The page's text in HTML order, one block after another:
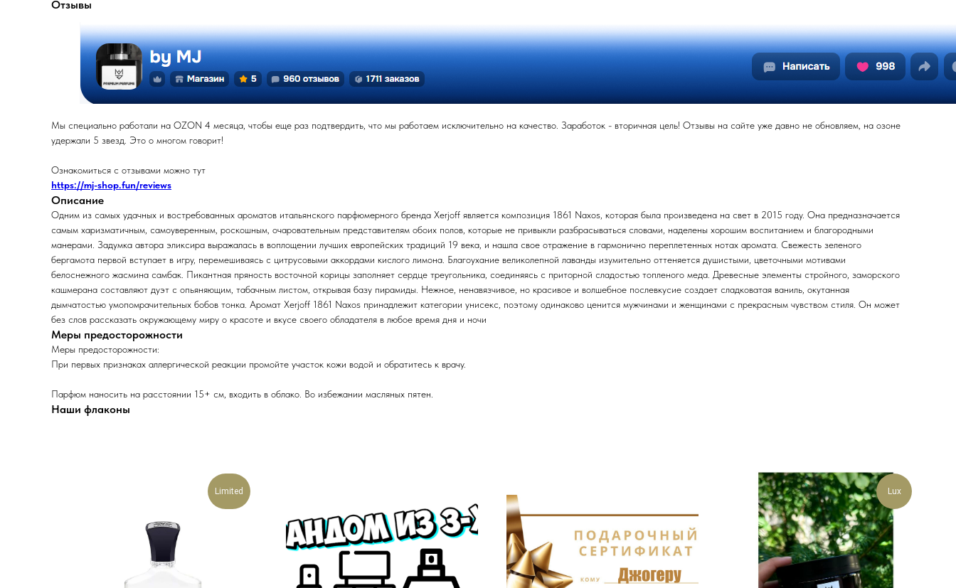
Отзывы
Мы специально работали на OZON 4 месяца, чтобы еще раз подтвердить, что мы работаем исключительно на качество. Заработок - вторичная цель! Отзывы на сайте уже давно не обновляем, на озоне
удержали 5 звезд. Это о многом говорит!
Ознакомиться с отзывами можно тут
https://mj-shop.fun/reviews
Описание
Одним из самых удачных и востребованных ароматов итальянского парфюмерного бренда Xerjoff является композиция 1861 Naxos, которая была произведена на свет в 2015 году. Она предназначается
самым харизматичным, самоуверенным, роскошным, очаровательным представителям обоих полов, которые не привыкли разбрасываться словами, наделены хорошим воспитанием и благородными
манерами. Задумка автора эликсира выражалась в воплощении лучших европейских традиций 19 века, и нашла свое отражение в гармонично переплетенных нотах аромата. Свежесть зеленого
бергамота первой вступает в игру, перемешиваясь с цитрусовыми аккордами кислого лимона. Благоухание великолепной лаванды изумительно оттеняется душистыми, цветочными мотивами
белоснежного жасмина самбак. Пикантная пряность восточной корицы заполняет сердце треугольника, соединяясь с приторной сладостью топленого меда. Древесные элементы стройного, заморского
кашмерана составляют дуэт с опьяняющим, табачным листом, открывая базу пирамиды. Нежное, ненавязчивое, но красивое и волшебное послевкусие создает сладковатая ваниль, окутанная
дымчатостью умопомрачительных бобов тонка. Аромат Xerjoff 1861 Naxos принадлежит категории унисекс, поэтому одинаково ценится мужчинами и женщинами с прекрасным чувством стиля. Он может
без слов рассказать окружающему миру о красоте и вкусе своего обладателя в любое время дня и ночи
Меры предосторожности
Меры предосторожности:
При первых признаках аллергической реакции промойте участок кожи водой и обратитесь к врачу.
Парфюм наносить на расстоянии 15+ см, входить в облако. Во избежании масляных пятен.
Наши флаконы
Limited Lux